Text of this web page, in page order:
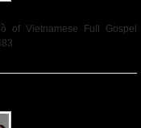
of Vietnamese Full Gospel